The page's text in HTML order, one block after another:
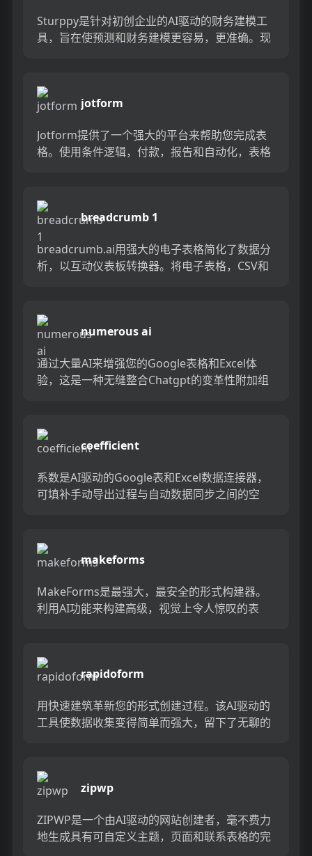
Sturppy是针对初创企业的AI驱动的财务建模工
具，旨在使预测和财务建模更容易，更准确。现
jotform
Jotform提供了一个强大的平台来帮助您完成表
格。使用条件逻辑，付款，报告和自动化，表格
breadcrumb 1
breadcrumb.ai用强大的电子表格简化了数据分
析，以互动仪表板转换器。将电子表格，CSV和
numerous ai
通过大量AI来增强您的Google表格和Excel体
验，这是一种无缝整合Chatgpt的变革性附加组
coefficient
系数是AI驱动的Google表和Excel数据连接器，
可填补手动导出过程与自动数据同步之间的空
makeforms
MakeForms是最强大，最安全的形式构建器。
利用AI功能来构建高级，视觉上令人惊叹的表
rapidoform
用快速建筑革新您的形式创建过程。该AI驱动的
工具使数据收集变得简单而强大，留下了无聊的
zipwp
ZIPWP是一个由AI驱动的网站创建者，毫不费力
地生成具有可自定义主题，页面和联系表格的完